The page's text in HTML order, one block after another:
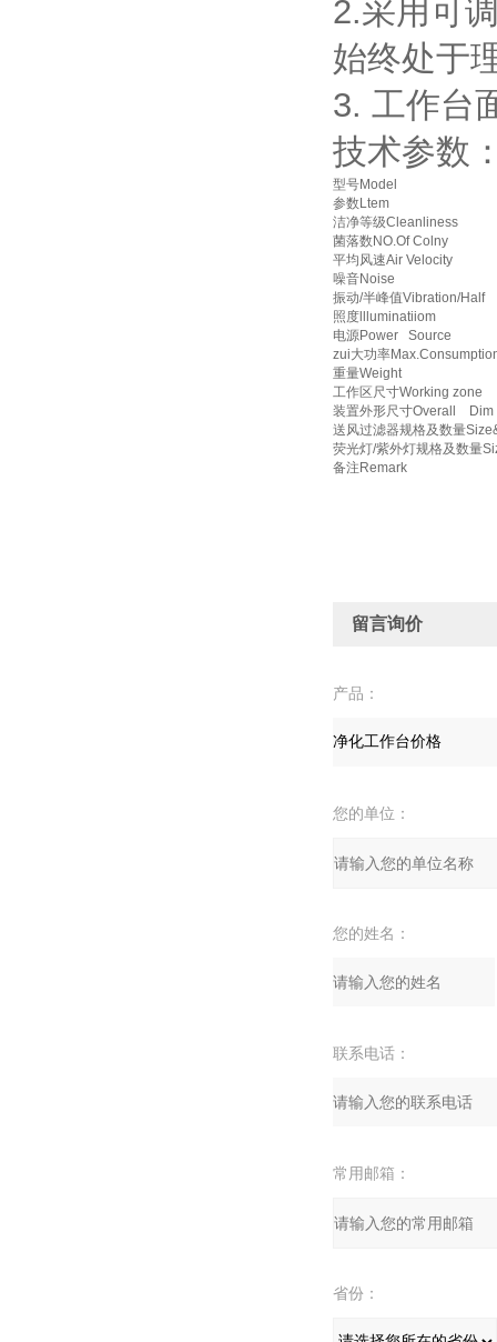
2.采用可调
始终处于理
3. 工作台
技术参数
型号Model
参数Ltem
洁净等级Cleanliness
菌落数NO.Of Colny
平均风速Air Velocity
噪音Noise
振动/半峰值Vibration/Half
照度llluminatiiom
电源Power Source
zui大功率
重量Weight
工作区尺寸Working zone
装置外形尺寸Overall Dim
送风过滤器规格及数量
荧光灯/紫外灯规格及数量
备注Remark
留言询价
产品：
您的单位：
您的姓名：
联系电话：
常用邮箱：
省份：